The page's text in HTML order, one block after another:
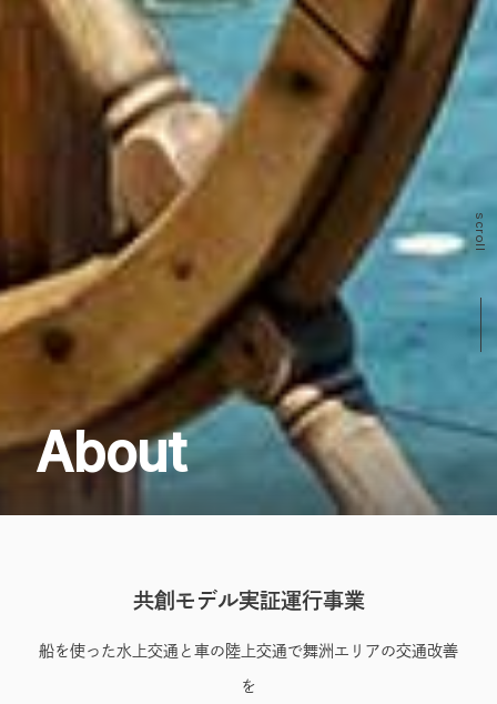
scroll
About
共創モデル実証運行事業
船を使った水上交通と車の陸上交通で舞洲エリアの交通改善
を